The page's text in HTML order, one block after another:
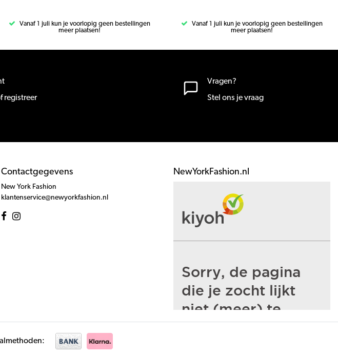
Vanaf 1 juli kun je voorlopig geen bestellingen
meer plaatsen!
Vanaf 1 juli kun je voorlopig geen bestellingen
meer plaatsen!
registreer
Vragen?
Stel ons je vraag
Contactgegevens
New York Fashion
klantenservice@newyorkfashion.nl
NewYorkFashion.nl